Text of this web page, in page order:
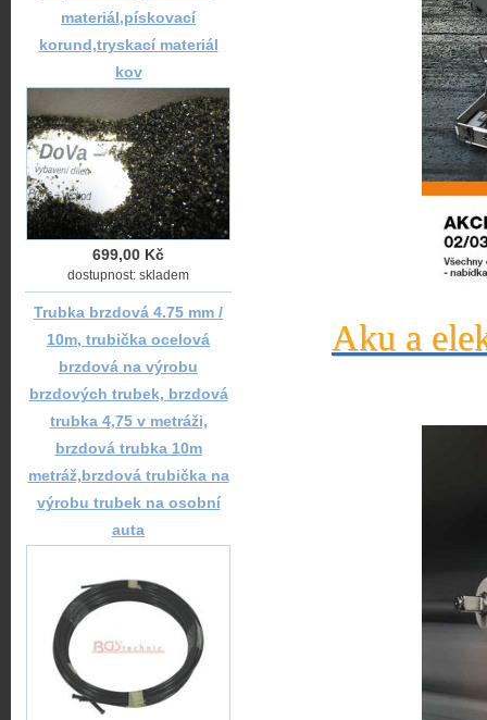
Aku a
materiál,pískovací
korund,tryskací materiál
kov
699,00 Kč
dostupnost: skladem
Trubka brzdová 4.75 mm /
10m, trubička ocelová
brzdová na výrobu
brzdových trubek, brzdová
trubka 4,75 v metráži,
brzdová trubka 10m
metráž,brzdová trubička na
výrobu trubek na osobní
auta